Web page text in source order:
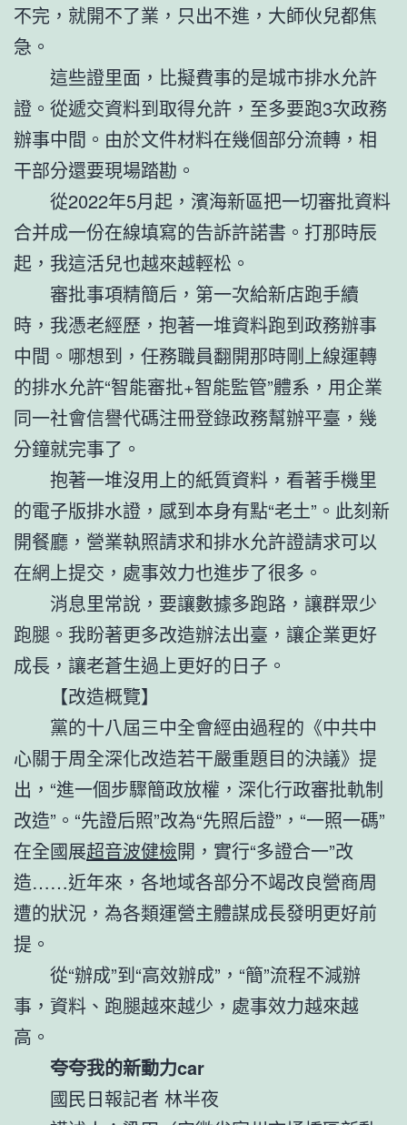
不完，就開不了業，只出不進，大師伙兒都焦
急。
這些證里面，比擬費事的是城市排水允許
證。從遞交資料到取得允許，至多要跑3次政務
辦事中間。由於文件材料在幾個部分流轉，相
干部分還要現場踏勘。
從2022年5月起，濱海新區把一切審批資料
合并成一份在線填寫的告訴許諾書。打那時辰
起，我這活兒也越來越輕松。
審批事項精簡后，第一次給新店跑手續
時，我憑老經歷，抱著一堆資料跑到政務辦事
中間。哪想到，任務職員翻開那時剛上線運轉
的排水允許“智能審批+智能監管”體系，用企業
同一社會信譽代碼注冊登錄政務幫辦平臺，幾
分鐘就完事了。
抱著一堆沒用上的紙質資料，看著手機里
的電子版排水證，感到本身有點“老土”。此刻新
開餐廳，營業執照請求和排水允許證請求可以
在網上提交，處事效力也進步了很多。
消息里常說，要讓數據多跑路，讓群眾少
跑腿。我盼著更多改造辦法出臺，讓企業更好
成長，讓老蒼生過上更好的日子。
【改造概覽】
黨的十八屆三中全會經由過程的《中共中
心關于周全深化改造若干嚴重題目的決議》提
出，“進一個步驟簡政放權，深化行政審批軌制
改造”。“先證后照”改為“先照后證”，“一照一碼”
在全國展超音波健檢開，實行“多證合一”改
造……近年來，各地域各部分不竭改良營商周
遭的狀況，為各類運營主體謀成長發明更好前
提。
從“辦成”到“高效辦成”，“簡”流程不減辦
事，資料、跑腿越來越少，處事效力越來越
高。
夸夸我的新動力car
國民日報記者 林半夜